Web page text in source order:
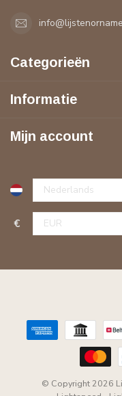
Categorieën
Informatie
Mijn account
€
© Copyright 2026